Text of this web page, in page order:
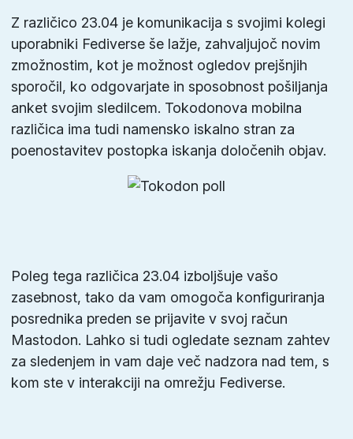
Z različico 23.04 je komunikacija s svojimi kolegi
uporabniki Fediverse še lažje, zahvaljujoč novim
zmožnostim, kot je možnost ogledov prejšnjih
sporočil, ko odgovarjate in sposobnost pošiljanja
anket svojim sledilcem. Tokodonova mobilna
različica ima tudi namensko iskalno stran za
poenostavitev postopka iskanja določenih objav.
Poleg tega različica 23.04 izboljšuje vašo
zasebnost, tako da vam omogoča konfiguriranja
posrednika preden se prijavite v svoj račun
Mastodon. Lahko si tudi ogledate seznam zahtev
za sledenjem in vam daje več nadzora nad tem, s
kom ste v interakciji na omrežju Fediverse.